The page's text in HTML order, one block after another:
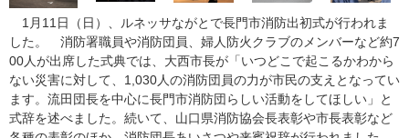
1月11日（日）、ルネッサながとで長門市消防出初式が行われま
した。 消防署職員や消防団員、婦人防火クラブのメンバーなど約7
00人が出席した式典では、大西市長が「いつどこで起こるかわから
ない災害に対して、1,030人の消防団員の力が市民の支えとなってい
ます。流田団長を中心に長門市消防団らしい活動をしてほしい」と
式辞を述べました。続いて、山口県消防協会長表彰や市長表彰など